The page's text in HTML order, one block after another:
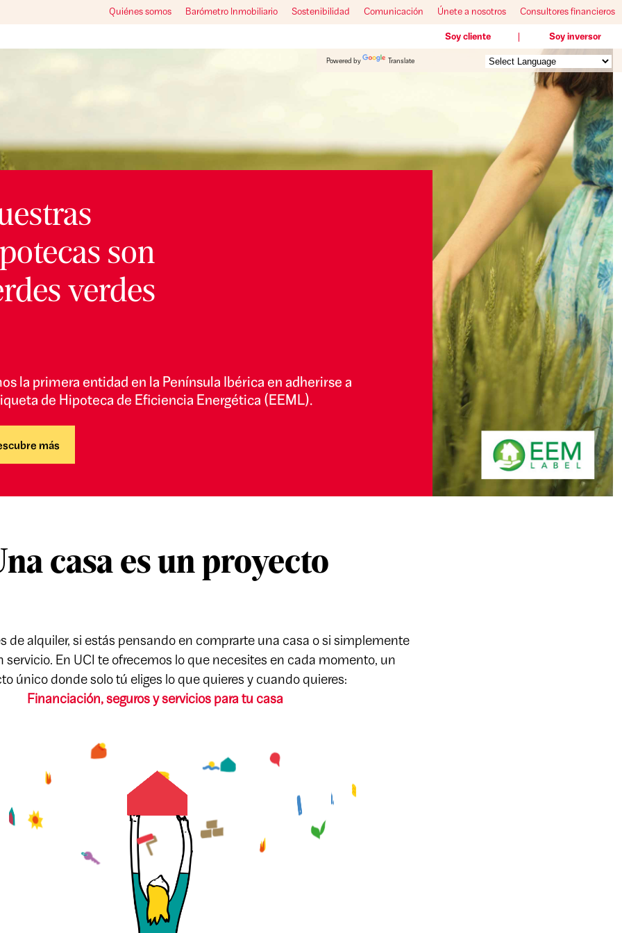
Quiénes somos Barómetro Inmobiliario Sostenibilidad Comunicación Únete a nosotros Consultores financieros
Soy cliente Soy inversor
Powered by Translate
adherirse a
¡Trabajar en un
Great Place to
Work® mola!
Estamos buscando talentos que
empresa que pone a las personas en
¡Inscríbete a la oferta que se adapte
Explora las ofertas
casa es un proyecto
de alquiler, si estás pensando en comprarte una casa o si simplemente
servicio. En UCI te ofrecemos lo que necesites en cada momento, un
único donde solo tú eliges lo que quieres y cuando quieres:
Financiación, seguros y servicios para tu casa